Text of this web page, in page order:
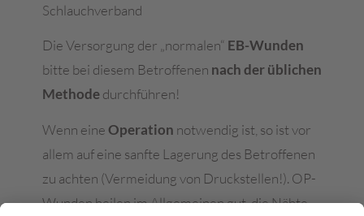
Schlauchverband
Die Versorgung der „normalen“ EB-Wunden
bitte bei diesem Betroffenen nach der üblichen
Methodedurchführen!
Wenn eineOperation notwendig ist, so ist vor
allem auf eine sanfte Lagerung des Betroffenen
zu achten (Vermeidung von Druckstellen!). OP-
Wunden heilen im Allgemeinen gut, die Nähte